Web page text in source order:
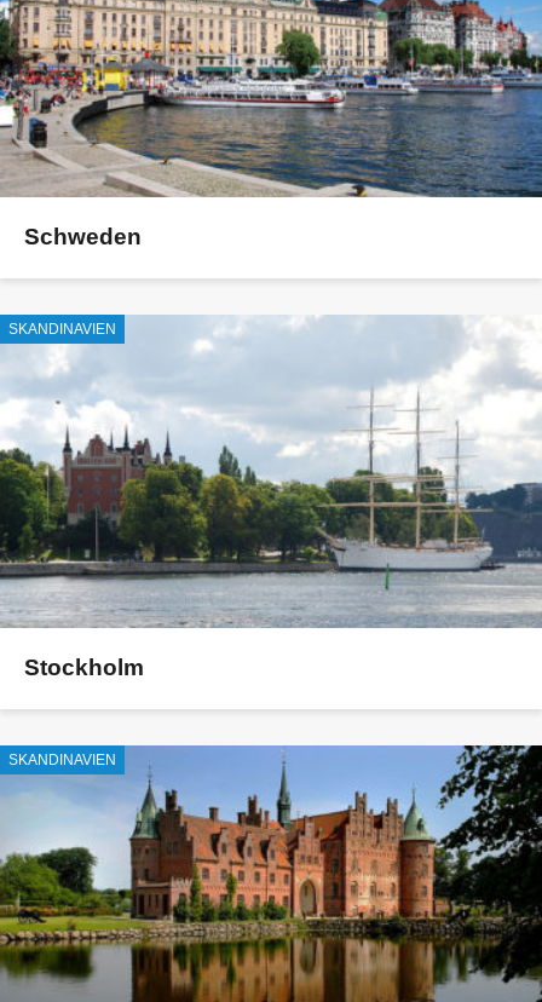
Schweden
SKANDINAVIEN
Stockholm
SKANDINAVIEN